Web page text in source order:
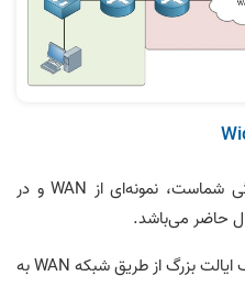
، که معرف حضور همگی شماست، نمونه‌ای از WAN و در
حاضر می‌باشد.
دستگاه‌های ATM در سرتاسر یک ایالت بزرگ از طریق شبکه WAN به